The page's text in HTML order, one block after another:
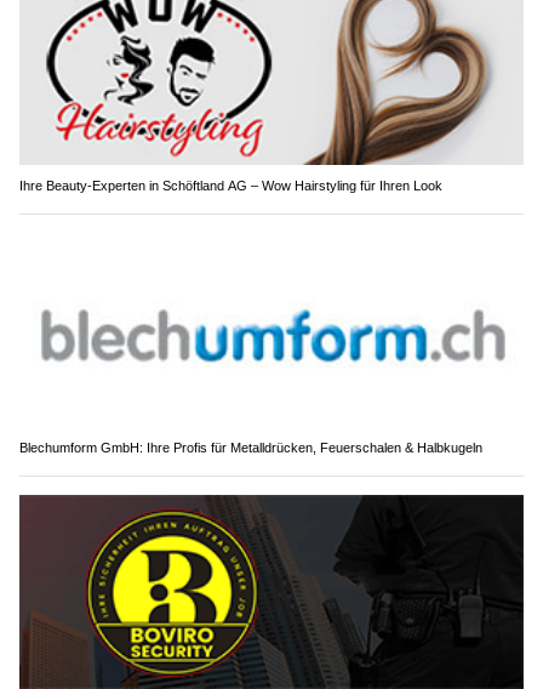
Ihre Beauty-Experten in Schöftland AG – Wow Hairstyling für Ihren Look
Blechumform GmbH: Ihre Profis für Metalldrücken, Feuerschalen & Halbkugeln